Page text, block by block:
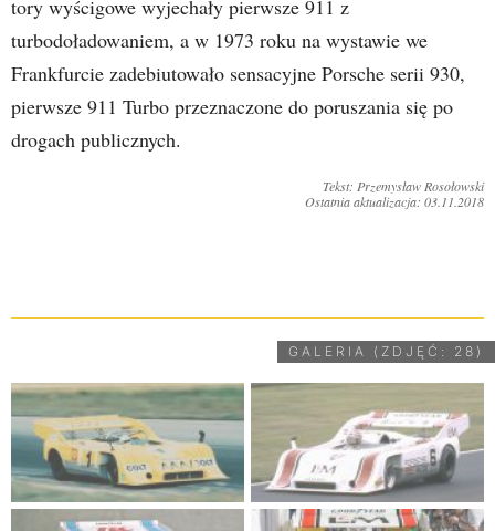
tory wyścigowe wyjechały pierwsze 911 z
turbodoładowaniem, a w 1973 roku na wystawie we
Frankfurcie zadebiutowało sensacyjne Porsche serii 930,
pierwsze 911 Turbo przeznaczone do poruszania się po
drogach publicznych.
Tekst: Przemysław Rosołowski
Ostatnia aktualizacja: 03.11.2018
GALERIA (ZDJĘĆ: 28)